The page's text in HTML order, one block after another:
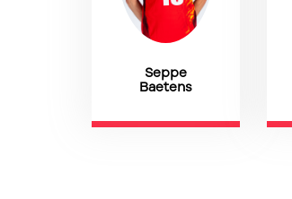
Seppe
Baetens